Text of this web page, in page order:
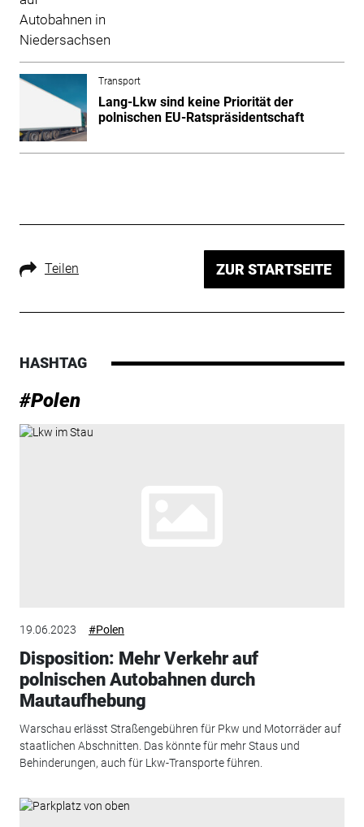
Transport
Lang-Lkw sind keine Priorität der
polnischen EU-Ratspräsidentschaft
Teilen ZUR STARTSEITE
HASHTAG
#Polen
19.06.2023 #Polen
Disposition: Mehr Verkehr auf
polnischen Autobahnen durch
Mautaufhebung
Warschau erlässt Straßengebühren für Pkw und Motorräder auf
staatlichen Abschnitten. Das könnte für mehr Staus und
Behinderungen, auch für Lkw-Transporte führen.